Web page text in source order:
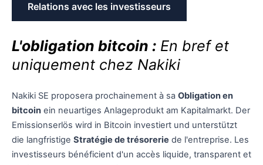
Relations avec les investisseurs
L'obligation bitcoin : En bref et
uniquement chez Nakiki
Nakiki SE proposera prochainement à sa Obligation en
bitcoin ein neuartiges Anlageprodukt am Kapitalmarkt. Der
Emissionserlös wird in Bitcoin investiert und unterstützt
die langfristige Stratégie de trésorerie de l'entreprise. Les
investisseurs bénéficient d'un accès liquide, transparent et